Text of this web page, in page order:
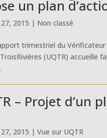
un plan
2015 | Non classé
trimestriel du Vérificateur
(UQTR)
– Projet d’un
2015 |Vue sur UQTR